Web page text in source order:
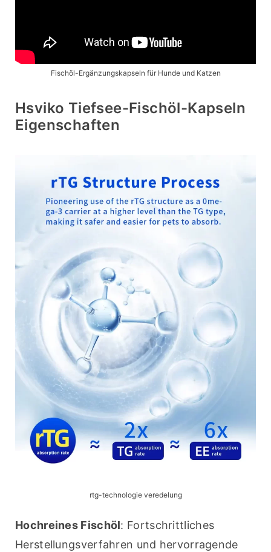
Fischöl-Ergänzungskapseln für Hunde und Katzen
Hsviko Tiefsee-Fischöl-Kapseln
Eigenschaften
rtg-technologie veredelung
Hochreines Fischöl: Fortschrittliches
Herstellungsverfahren und hervorragende